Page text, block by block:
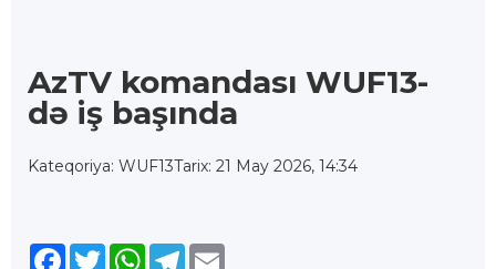
AzTV komandası WUF13-
də iş başında
Kateqoriya: WUF13Tarix: 21 May 2026, 14:34
Facebook
TwitterWhatsApp
Telegram